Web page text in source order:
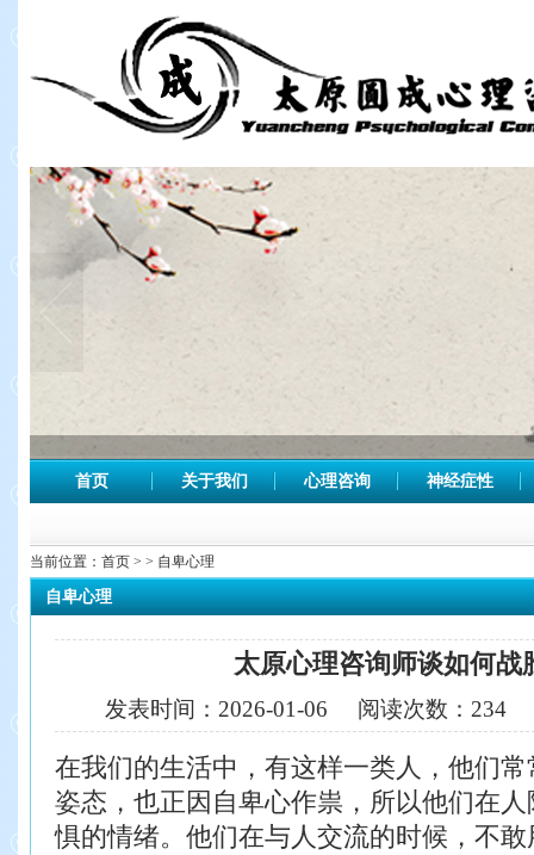
首页 关于我们 心理咨询 神经症性
当前位置： 首页 > > 自卑心理
自卑心理
太原心理咨询师谈如何战
发表时间： 2026-01-06 阅读次数： 234
在我们的生活中，有这样一类人，他们
姿态，也正因自卑心作祟，所以他们在
惧的情绪。他们在与人交流的时候，不